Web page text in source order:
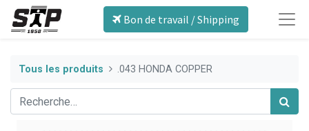
Bon de travail / Shipping
Tous les produits .043 HONDA COPPER